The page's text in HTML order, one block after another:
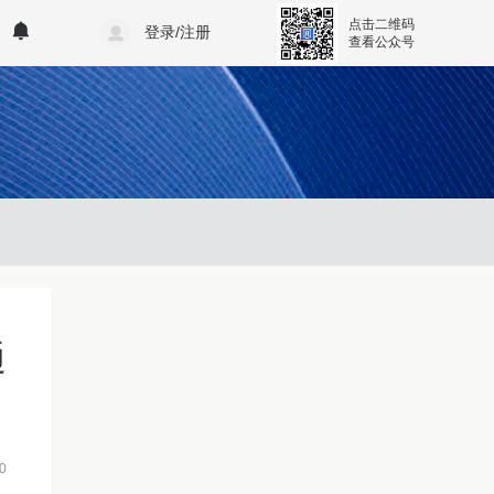
登录/注册
点击二维码
查看公众号